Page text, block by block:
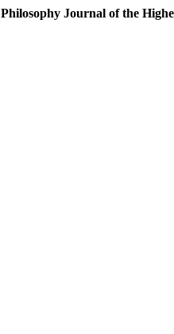
Philosophy Journal of the